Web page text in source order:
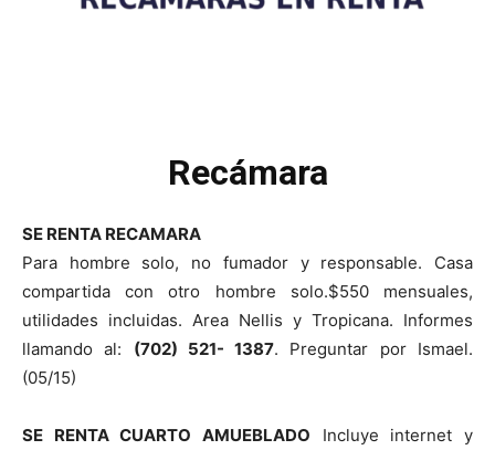
Recámara
SE RENTA RECAMARA
Para hombre solo, no fumador y responsable. Casa
compartida con otro hombre solo.$550 mensuales,
utilidades incluidas. Area Nellis y Tropicana. Informes
llamando al: (702) 521- 1387. Preguntar por Ismael.
(05/15)
SE RENTA CUARTO AMUEBLADO Incluye internet y